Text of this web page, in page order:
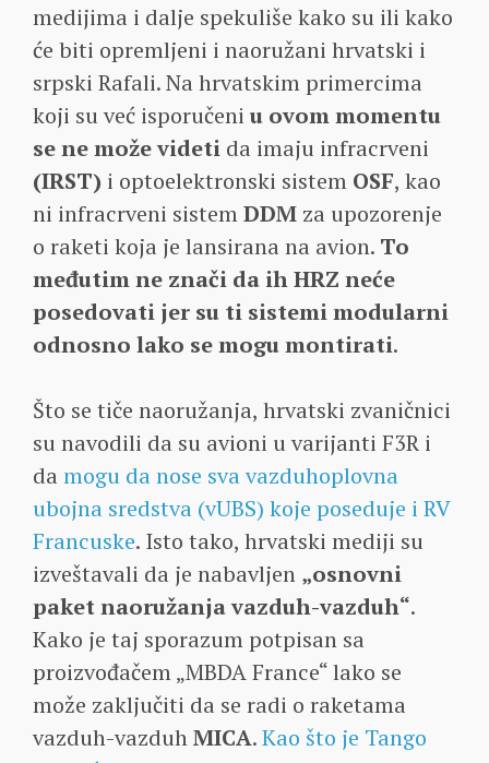
medijima i dalje spekuliše kako su ili kako
će biti opremljeni i naoružani hrvatski i
srpski Rafali. Na hrvatskim primercima
koji su već isporučeni u ovom momentu
se ne može videti da imaju infracrveni
(IRST) i optoelektronski sistem OSF, kao
ni infracrveni sistemDDM za upozorenje
o raketi koja je lansirana na avion. To
međutim ne znači da ih HRZ neće
posedovati jer su ti sistemi modularni
odnosno lako se mogu montirati.
Što se tiče naoružanja, hrvatski zvaničnici
su navodili da su avioni u varijanti F3R i
da mogu da nose sva vazduhoplovna
ubojna sredstva (vUBS) koje poseduje i RV
Francuske. Isto tako, hrvatski mediji su
izveštavali da je nabavljen „osnovni
paket naoružanja vazduh-vazduh“.
Kako je taj sporazum potpisan sa
proizvođačem „MBDA France“ lako se
može zaključiti da se radi o raketama
vazduh-vazduhMICA.Kao što je Tango